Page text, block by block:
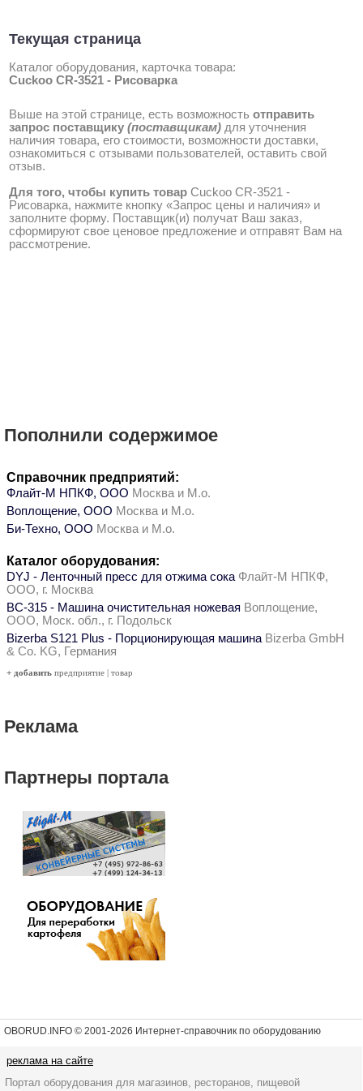
Текущая страница
Каталог оборудования, карточка товара:
Cuckoo CR-3521 - Рисоварка
Выше на этой странице, есть возможность отправить
запрос поставщику (поставщикам) для уточнения
наличия товара, его стоимости, возможности доставки,
ознакомиться с отзывами пользователей, оставить свой
отзыв.
Для того, чтобы купить товар Cuckoo CR-3521 -
Рисоварка, нажмите кнопку «Запрос цены и наличия» и
заполните форму. Поставщик(и) получат Ваш заказ,
сформируют свое ценовое предложение и отправят Вам на
рассмотрение.
Пополнили содержимое
Справочник предприятий:
Флайт-М НПКФ, ООО Москва и М.о.
Воплощение, ООО Москва и М.о.
Би-Техно, ООО Москва и М.о.
Каталог оборудования:
DYJ - Ленточный пресс для отжима сока Флайт-М НПКФ,
ООО, г. Москва
ВС-315 - Машина очистительная ножевая Воплощение,
ООО, Моск. обл., г. Подольск
Bizerba S121 Plus - Порционирующая машина Bizerba GmbH
& Co. KG, Германия
+ добавить предприятие | товар
Реклама
Партнеры портала
OBORUD.INFO © 2001-2026 Интернет-справочник по оборудованию
реклама на сайте
Портал оборудования для магазинов, ресторанов, пищевой